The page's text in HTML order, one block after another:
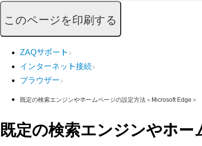
このページを印刷する
ZAQサポート
インターネット接続
ブラウザー
既定の検索エンジンやホームページの設定方法＜Microsoft Edge＞
既定の検索エンジンやホ